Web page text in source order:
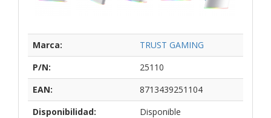
Marca:
TRUST GAMING
P/N:
25110
EAN:
8713439251104
Disponibilidad:
Disponible